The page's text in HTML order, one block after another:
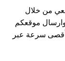
من خلال
موقعكم
سرعة عبر